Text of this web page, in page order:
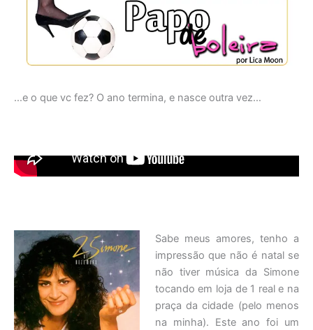
…e o que vc fez? O ano termina, e nasce outra vez…
Sabe meus amores, tenho a
impressão que não é natal se
não tiver música da Simone
tocando em loja de 1 real e na
praça da cidade (pelo menos
na minha). Este ano foi um